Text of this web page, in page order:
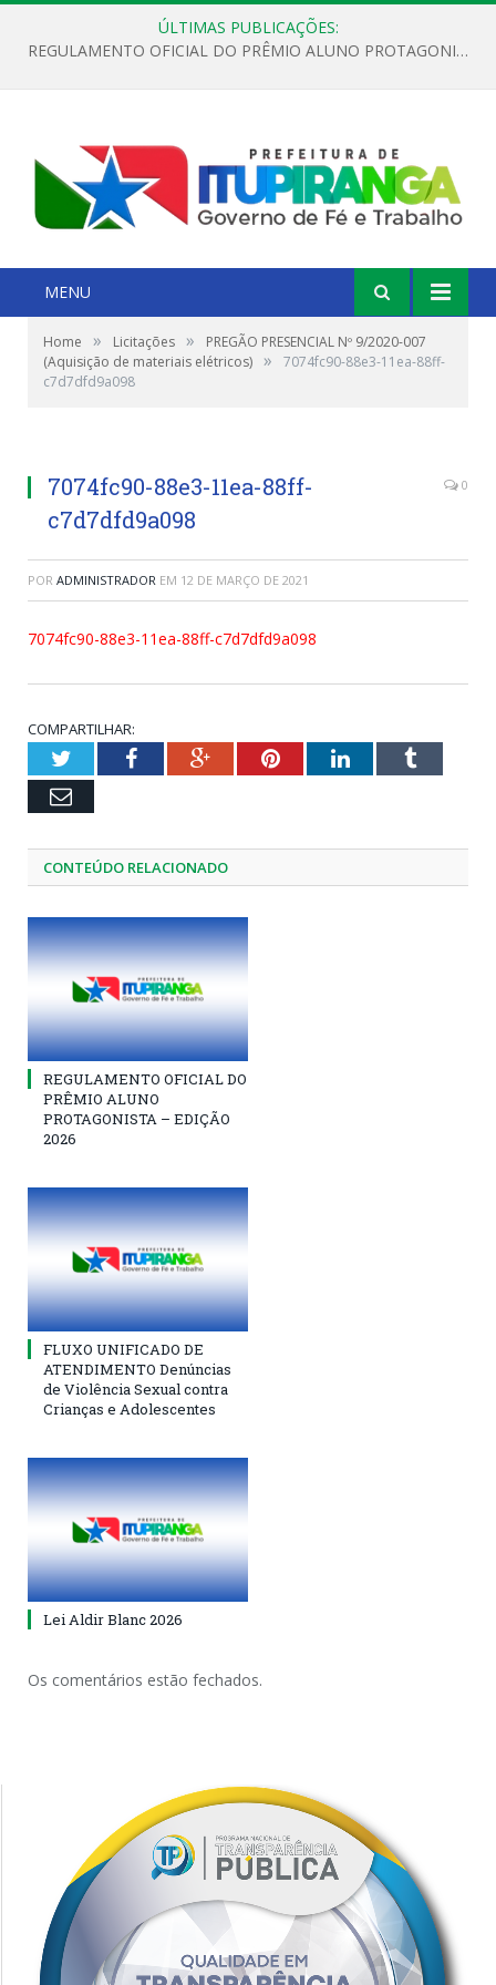
ÚLTIMAS PUBLICAÇÕES:
REGULAMENTO OFICIAL DO PRÊMIO ALUNO PROTAGONISTA – EDIÇÃO 2026
MENU
Home » Licitações »
PREGÃO PRESENCIAL Nº 9/2020-007
(Aquisição de materiais elétricos) »
7074fc90-88e3-11ea-88ff-
c7d7dfd9a098
7074fc90-88e3-11ea-88ff-
c7d7dfd9a098
0
POR ADMINISTRADOR EM 12 DE MARÇO DE 2021
7074fc90-88e3-11ea-88ff-c7d7dfd9a098
COMPARTILHAR:
TwitterFacebookGoogle+PinterestLinkedInTumblr
Email
CONTEÚDO RELACIONADO
REGULAMENTO OFICIAL DO
PRÊMIO ALUNO
PROTAGONISTA – EDIÇÃO
2026
FLUXO UNIFICADO DE
ATENDIMENTO Denúncias
de Violência Sexual contra
Crianças e Adolescentes
Lei Aldir Blanc 2026
Os comentários estão fechados.